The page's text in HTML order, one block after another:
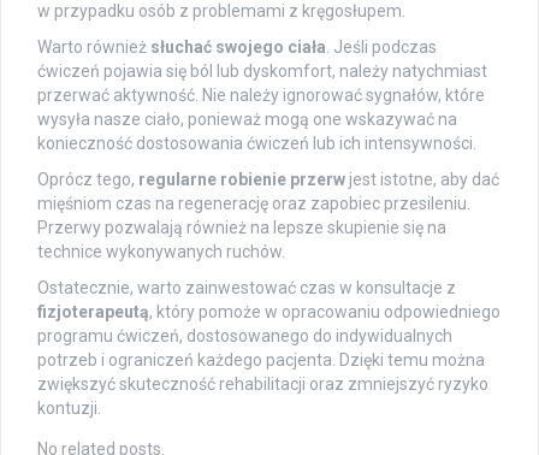
w przypadku osób z problemami z kręgosłupem.
Warto również słuchać swojego ciała. Jeśli podczas
ćwiczeń pojawia się ból lub dyskomfort, należy natychmiast
przerwać aktywność. Nie należy ignorować sygnałów, które
wysyła nasze ciało, ponieważ mogą one wskazywać na
konieczność dostosowania ćwiczeń lub ich intensywności.
Oprócz tego, regularne robienie przerw jest istotne, aby dać
mięśniom czas na regenerację oraz zapobiec przesileniu.
Przerwy pozwalają również na lepsze skupienie się na
technice wykonywanych ruchów.
Ostatecznie, warto zainwestować czas w konsultacje z
fizjoterapeutą, który pomoże w opracowaniu odpowiedniego
programu ćwiczeń, dostosowanego do indywidualnych
potrzeb i ograniczeń każdego pacjenta. Dzięki temu można
zwiększyć skuteczność rehabilitacji oraz zmniejszyć ryzyko
kontuzji.
No related posts.